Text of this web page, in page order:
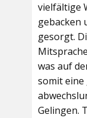
vielfältige
gebacken
gesorgt.
was auf
somit
Gelingen.